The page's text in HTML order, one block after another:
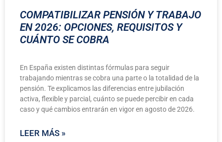
COMPATIBILIZAR PENSIÓN Y TRABAJO
EN 2026: OPCIONES, REQUISITOS Y
CUÁNTO SE COBRA
En España existen distintas fórmulas para seguir
trabajando mientras se cobra una parte o la totalidad de la
pensión. Te explicamos las diferencias entre jubilación
activa, flexible y parcial, cuánto se puede percibir en cada
caso y qué cambios entrarán en vigor en agosto de 2026.
LEER MÁS »